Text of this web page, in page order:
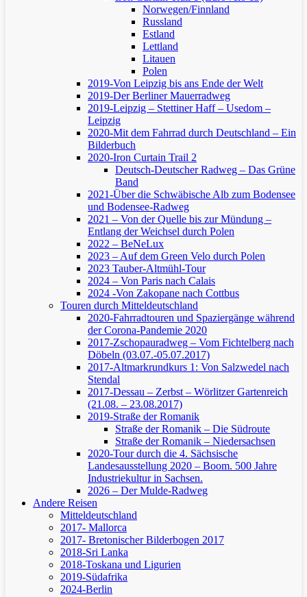
Norwegen/Finnland
Russland
Estland
Lettland
Litauen
Polen
2019-Von Leipzig bis ans Ende der Welt
2019-Der Berliner Mauerradweg
2019-Leipzig – Stettiner Haff – Usedom –
Leipzig
2020-Mit dem Fahrrad durch Deutschland – Ein
Bilderbuch
2020-Iron Curtain Trail 2
Deutsch-Deutscher Radweg – Das Grüne
Band
2021-Über die Schwäbische Alb zum Bodensee
und Bodensee-Radweg
2021 – Von der Quelle bis zur Mündung –
Entlang der Weichsel durch Polen
2022 – BeNeLux
2023 – Auf dem Green Velo durch Polen
2023 Tauber-Altmühl-Tour
2024 – Von Paris nach Calais
2024 -Von Zakopane nach Cottbus
Touren durch Mitteldeutschland
2020-Fahrradtouren und Spaziergänge während
der Corona-Pandemie 2020
2017-Zschopauradweg – Vom Fichtelberg nach
Döbeln (03.07.-05.07.2017)
2017-Altmarkrundkurs 1: Von Salzwedel nach
Stendal
2017-Dessau – Zerbst – Wörlitzer Gartenreich
(21.08. – 23.08.2017)
2019-Straße der Romanik
Straße der Romanik – Die Südroute
Straße der Romanik – Niedersachsen
2020-Tour durch die 4. Sächsische
Landesausstellung 2020 – Boom. 500 Jahre
Industriekultur in Sachsen.
2026 – Der Mulde-Radweg
Andere Reisen
Mitteldeutschland
2017- Mallorca
2017- Bretonischer Bilderbogen 2017
2018-Sri Lanka
2018-Toskana und Ligurien
2019-Südafrika
2024-Berlin